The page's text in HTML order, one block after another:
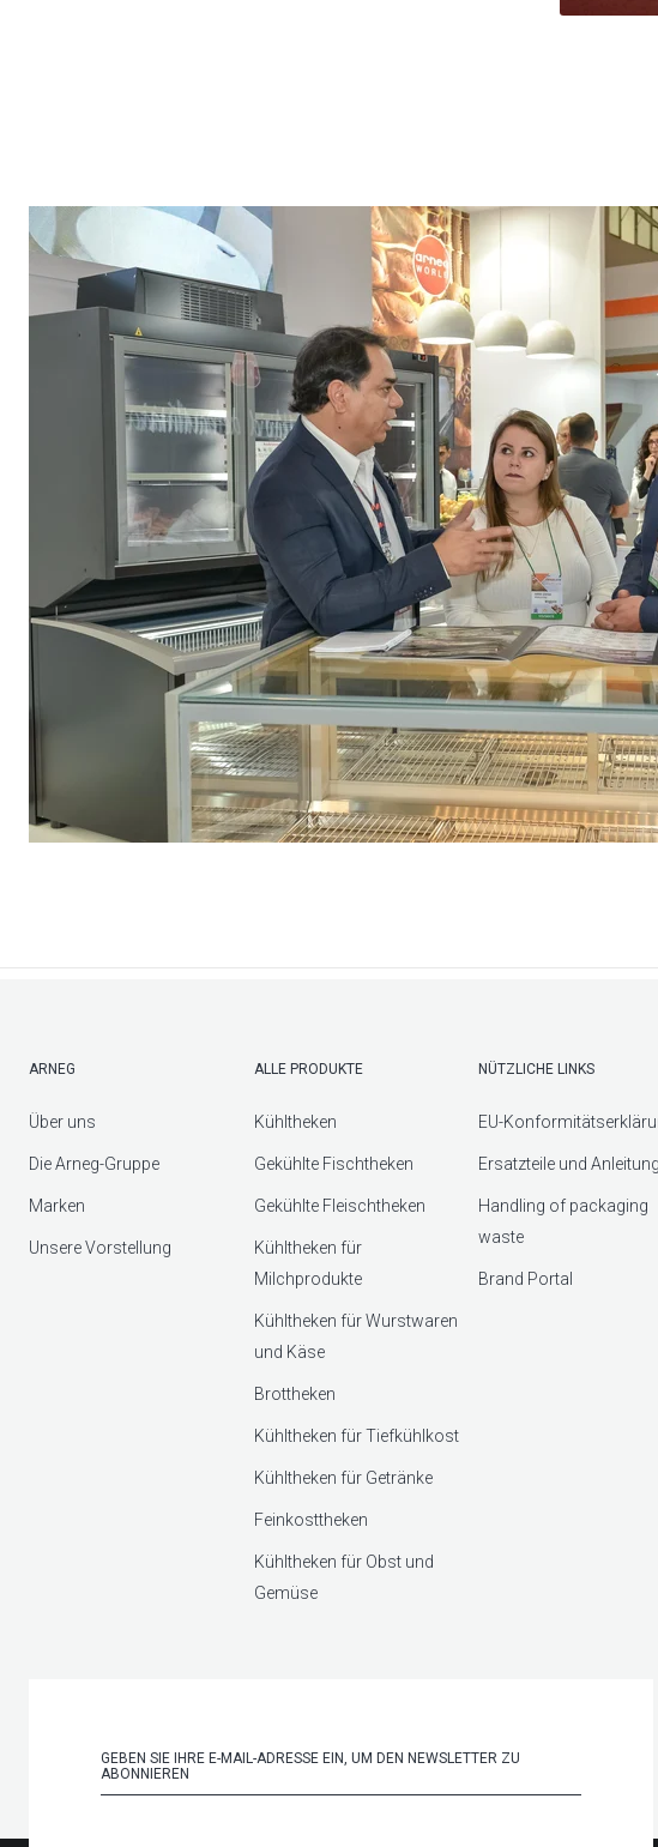
ARNEG
Über uns
Die Arneg-Gruppe
Marken
Unsere Vorstellung
ALLE PRODUKTE
Kühltheken
Gekühlte Fischtheken
Gekühlte Fleischtheken
Kühltheken für
Milchprodukte
Kühltheken für Wurstwaren
und Käse
Brottheken
Kühltheken für Tiefkühlkost
Kühltheken für Getränke
Feinkosttheken
Kühltheken für Obst und
Gemüse
NÜTZLICHE LINKS
EU-
Ersatzteile und
Handling of packaging
waste
Brand Portal